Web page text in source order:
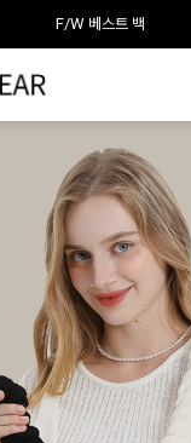
F/W 베스트 백
라엘라베어가 추천하는 이달의 백